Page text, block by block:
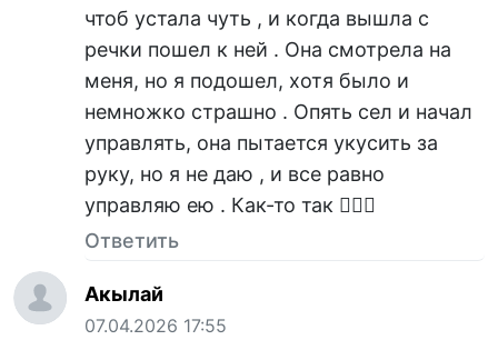
чтоб устала чуть , и когда вышла с
речки пошел к ней . Она смотрела на
меня, но я подошел, хотя было и
немножко страшно . Опять сел и начал
управлять, она пытается укусить за
руку, но я не даю , и все равно
управляю ею . Как-то так 🤷🏻‍♂️
Ответить
Акылай
07.04.2026 17:55